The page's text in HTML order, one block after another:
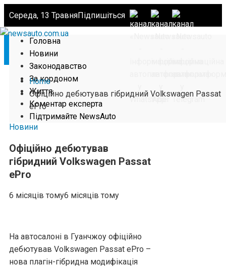
Середа, 13 ТравняПідпишіться
Головна
Новини
Законодавство
За кордоном
Життя
Коментар експерта
Підтримайте NewsAuto
Home
Офіційно дебютував гібридний Volkswagen Passat
ePro
Новини
Офіційно дебютував
гібридний Volkswagen Passat
ePro
6 місяців тому6 місяців тому
На автосалоні в Гуанчжоу офіційно
дебютував Volkswagen Passat ePro –
нова плагін-гібридна модифікація